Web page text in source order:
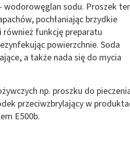
wodorowęglan sodu. Proszek
pochłaniając brzydkie
funkcję preparatu
powierzchnie. Soda
a także nada się do mycia
np. proszku do
przeciwzbrylający w
E500b.